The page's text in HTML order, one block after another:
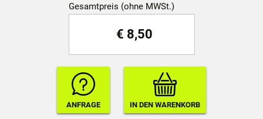
Gesamtpreis (ohne MWSt.)
€ 8,50